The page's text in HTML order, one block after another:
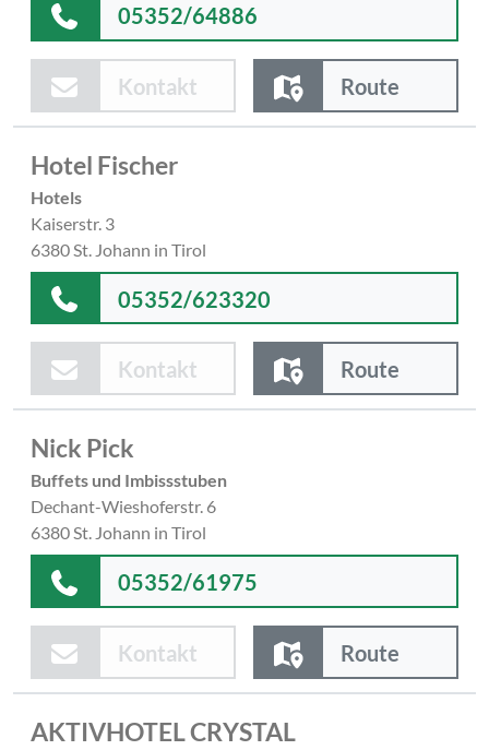
05352/64886
Kontakt Route
Hotel Fischer
Hotels
Kaiserstr. 3
6380 St. Johann in Tirol
05352/623320
Kontakt Route
Nick Pick
Buffets und Imbissstuben
Dechant-Wieshoferstr. 6
6380 St. Johann in Tirol
05352/61975
Kontakt Route
AKTIVHOTEL CRYSTAL